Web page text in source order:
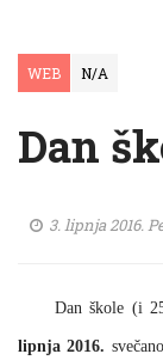
WEB N/A
Dan
3. lipnja 2016.
Dan škole (i 25
lipnja 2016.